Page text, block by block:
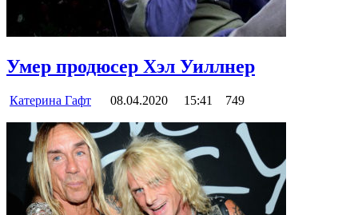
Умер продюсер Хэл Уиллнер
Катерина Гафт 08.04.2020 15:41 749